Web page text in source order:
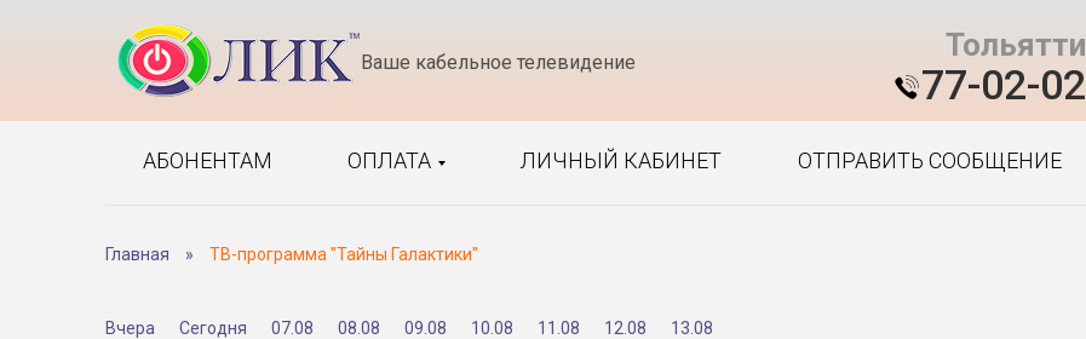
Ваше кабельное телевидение Тольятти
77-02-02
АБОНЕНТАМ ОПЛАТА ЛИЧНЫЙ КАБИНЕТ ОТПРАВИТЬ СООБЩЕНИЕ
Главная » ТВ-программа "Тайны Галактики"
Вчера Сегодня 07.08 08.08 09.08 10.08 11.08 12.08 13.08